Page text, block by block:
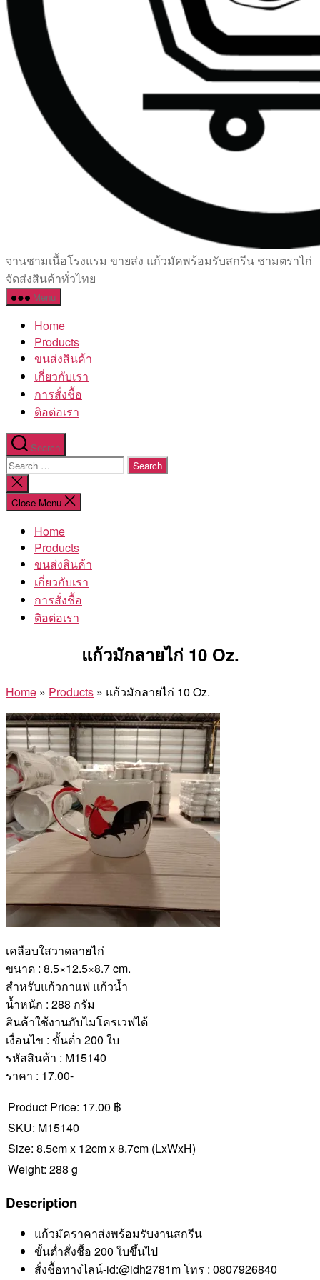
เซรามิค
ครบ
ครัน
โรงงาน
จานชามเนื้อโรงแรม ขายส่ง แก้วมัคพร้อมรับสกรีน ชามตราไก่
จัดส่งสินค้าทั่วไทย
Menu
Home
Products
ขนส่งสินค้า
เกี่ยวกับเรา
การสั่งชื้อ
ติอต่อเรา
Search
Search
for:
Close
search
Close Menu
Home
Products
ขนส่งสินค้า
เกี่ยวกับเรา
การสั่งชื้อ
ติอต่อเรา
แก้วมักลายไก่ 10 Oz.
Home » Products » แก้วมักลายไก่ 10 Oz.
เคลือบใสวาดลายไก่
ขนาด : 8.5×12.5×8.7 cm.
สำหรับแก้วกาแฟ แก้วน้ำ
น้ำหนัก : 288 กรัม
สินค้าใช้งานกับไมโครเวฟได้
เงื่อนไข : ขั้นต่ำ 200 ใบ
รหัสสินค้า : M15140
ราคา : 17.00-
Product Price: 17.00 ฿
SKU: M15140
Size: 8.5cm x 12cm x 8.7cm (LxWxH)
Weight: 288 g
Description
แก้วมัคราคาส่งพร้อมรับงานสกรีน
ขั้นต่ำสั่งชื้อ 200 ใบขึ้นไป
สั่งชื้อทางไลน์-id:@idh2781m โทร : 0807926840